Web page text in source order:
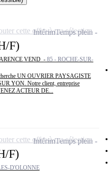
F)
VEND - 85 - ROCHE-SUR-
UN OUVRIER PAYSAGISTE
YON. Notre client, entreprise
ACTEUR DE...
IntérimTemps plein
cette offre à ma sélection
F)
D'OLONNE
IntérimTemps plein
cette offre à ma sélection